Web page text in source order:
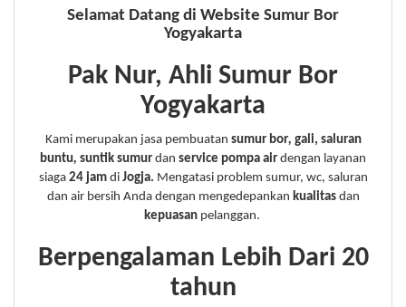
Selamat Datang di Website Sumur Bor
Yogyakarta
Pak Nur, Ahli Sumur Bor
Yogyakarta
Kami merupakan jasa pembuatan sumur bor, gali, saluran
buntu, suntik sumur dan service pompa air dengan layanan
siaga 24 jam diJogja. Mengatasi problem sumur, wc, saluran
dan air bersih Anda dengan mengedepankan kualitasdan
kepuasanpelanggan.
Berpengalaman Lebih Dari 20
tahun